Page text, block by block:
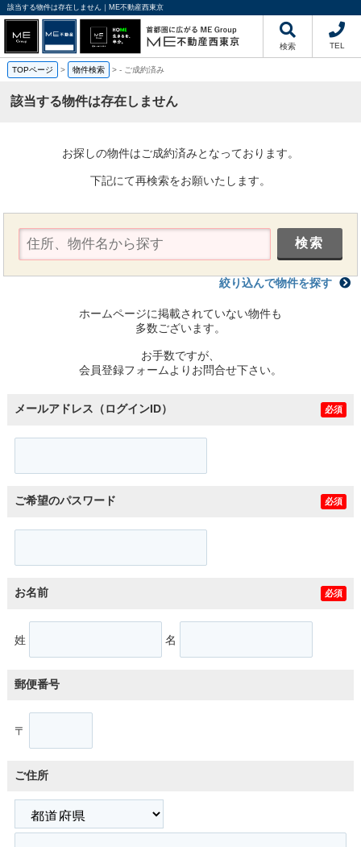
該当する物件は存在しません｜ME不動産西東京
検索 TEL
TOPページ > 物件検索 >- ご成約済み
該当する物件は存在しません
お探しの物件はご成約済みとなっております。
下記にて再検索をお願いたします。
絞り込んで物件を探す
ホームページに掲載されていない物件も
多数ございます。
お手数ですが、
会員登録フォームよりお問合せ下さい。
メールアドレス（ログインID） 必須
ご希望のパスワード 必須
お名前 必須
姓 名
郵便番号
〒
ご住所